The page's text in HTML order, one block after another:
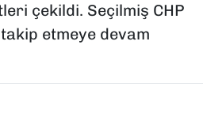
çekildi. Seçilmiş CHP
etmeye devam